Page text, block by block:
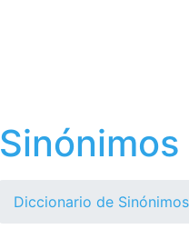
Diccionario de Sinónimos